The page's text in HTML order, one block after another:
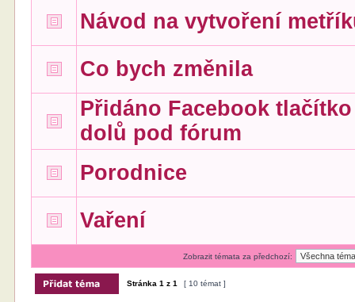
Návod na vytvoření
Co bych změnila
Přidáno Facebook tlačítko
dolů pod fórum
Porodnice
Vaření
Zobrazit témata za předchozí:
Stránka1 z1 [ 10 témat ]